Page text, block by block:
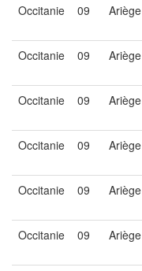
Occitanie 09 Ariège
Occitanie 09 Ariège
Occitanie 09 Ariège
Occitanie 09 Ariège
Occitanie 09 Ariège
Occitanie 09 Ariège